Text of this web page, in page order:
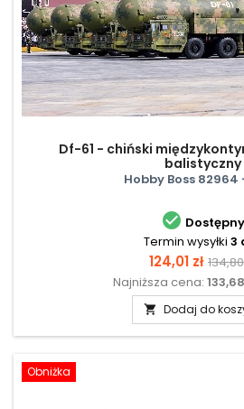
Df-61 - chiński
balistyczny
Hobby Boss 82964
 Dostępny
Termin wysyłki 3
Cena
124,01 zł Cena
Najniższa cena:
 Dodaj do
Obniżka